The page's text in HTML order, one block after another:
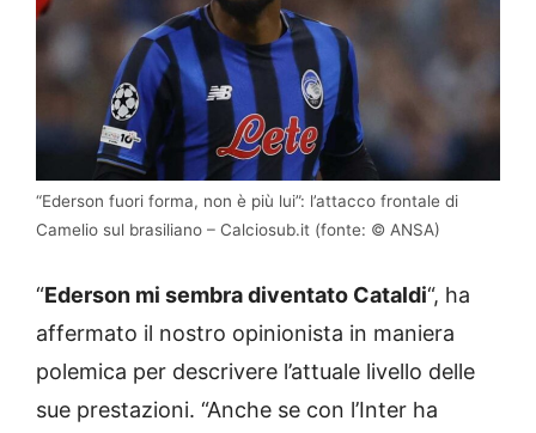
“Ederson fuori forma, non è più lui”: l’attacco frontale di
Camelio sul brasiliano – Calciosub.it (fonte: © ANSA)
“Ederson mi sembra diventato Cataldi“, ha
affermato il nostro opinionista in maniera
polemica per descrivere l’attuale livello delle
sue prestazioni. “Anche se con l’Inter ha